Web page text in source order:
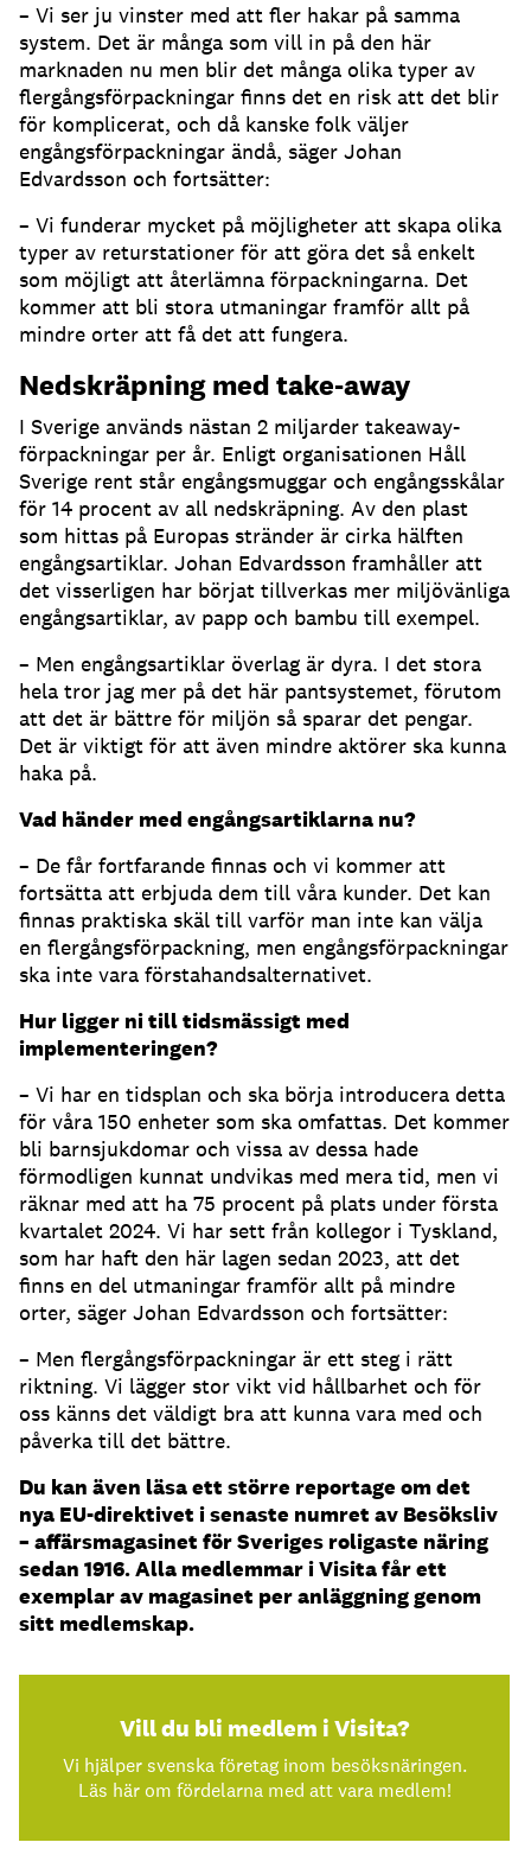
– Vi ser ju vinster med att fler hakar på samma
system. Det är många som vill in på den här
marknaden nu men blir det många olika typer av
flergångsförpackningar finns det en risk att det blir
för komplicerat, och då kanske folk väljer
engångsförpackningar ändå, säger Johan
Edvardsson och fortsätter:
– Vi funderar mycket på möjligheter att skapa olika
typer av returstationer för att göra det så enkelt
som möjligt att återlämna förpackningarna. Det
kommer att bli stora utmaningar framför allt på
mindre orter att få det att fungera.
Nedskräpning med take-away
I Sverige används nästan 2 miljarder takeaway-
förpackningar per år. Enligt organisationen Håll
Sverige rent står engångsmuggar och engångsskålar
för 14 procent av all nedskräpning. Av den plast
som hittas på Europas stränder är cirka hälften
engångsartiklar. Johan Edvardsson framhåller att
det visserligen har börjat tillverkas mer miljövänliga
engångsartiklar, av papp och bambu till exempel.
– Men engångsartiklar överlag är dyra. I det stora
hela tror jag mer på det här pantsystemet, förutom
att det är bättre för miljön så sparar det pengar.
Det är viktigt för att även mindre aktörer ska kunna
haka på.
Vad händer med engångsartiklarna nu?
– De får fortfarande finnas och vi kommer att
fortsätta att erbjuda dem till våra kunder. Det kan
finnas praktiska skäl till varför man inte kan välja
en flergångsförpackning, men engångsförpackningar
ska inte vara förstahandsalternativet.
Hur ligger ni till tidsmässigt med
implementeringen?
– Vi har en tidsplan och ska börja introducera detta
för våra 150 enheter som ska omfattas. Det kommer
bli barnsjukdomar och vissa av dessa hade
förmodligen kunnat undvikas med mera tid, men vi
räknar med att ha 75 procent på plats under första
kvartalet 2024. Vi har sett från kollegor i Tyskland,
som har haft den här lagen sedan 2023, att det
finns en del utmaningar framför allt på mindre
orter, säger Johan Edvardsson och fortsätter:
– Men flergångsförpackningar är ett steg i rätt
riktning. Vi lägger stor vikt vid hållbarhet och för
oss känns det väldigt bra att kunna vara med och
påverka till det bättre.
Du kan även läsa ett större reportage om det
nya EU-direktivet i senaste numret av Besöksliv
– affärsmagasinet för Sveriges roligaste näring
sedan 1916. Alla medlemmar i Visita får ett
exemplar av magasinet per anläggning genom
sitt medlemskap.
Vill du bli medlem i Visita?
Vi hjälper svenska företag inom besöksnäringen.
Läs här om fördelarna med att vara medlem!